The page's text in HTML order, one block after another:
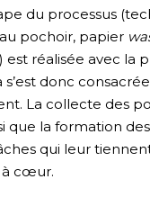
du processus
pochoir, papier
réalisée avec la
donc
La collecte des
que la formation
qui leur
cœur.